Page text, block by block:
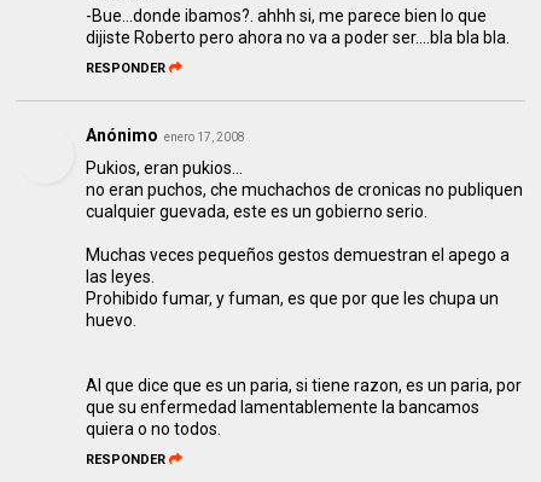
-Bue...donde ibamos?. ahhh si, me parece bien lo que
dijiste Roberto pero ahora no va a poder ser....bla bla bla.
RESPONDER
Anónimo enero 17, 2008
Pukios, eran pukios...
no eran puchos, che muchachos de cronicas no publiquen
cualquier guevada, este es un gobierno serio.
Muchas veces pequeños gestos demuestran el apego a
las leyes.
Prohibido fumar, y fuman, es que por que les chupa un
huevo.
Al que dice que es un paria, si tiene razon, es un paria, por
que su enfermedad lamentablemente la bancamos
quiera o no todos.
RESPONDER